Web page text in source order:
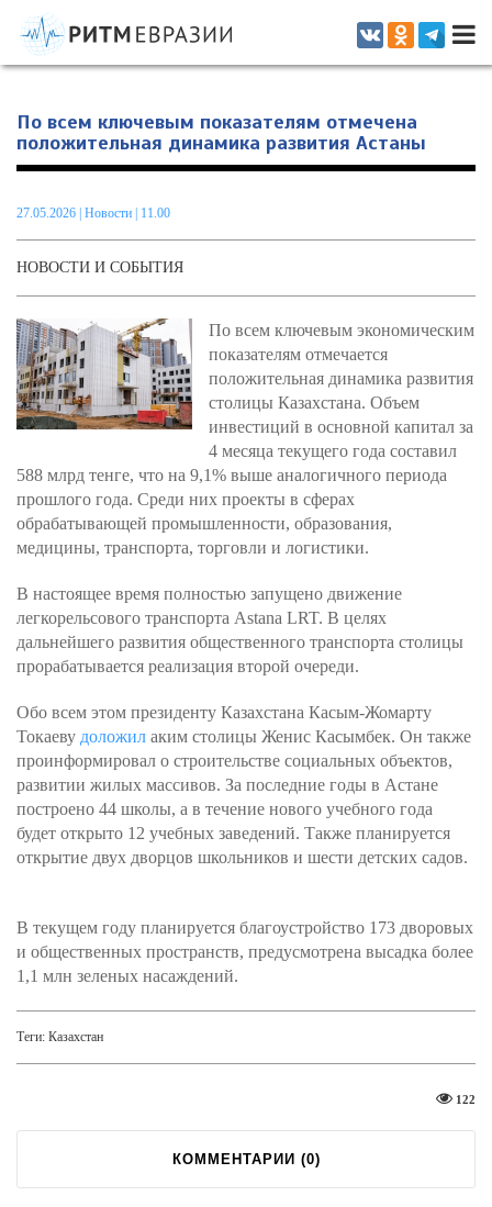
Информационно-аналитическое издание, посвященное актуальным
проблемам интеграции на постсоветском пространстве
По всем ключевым показателям отмечена
положительная динамика развития Астаны
27.05.2026 Новости | 11.00
НОВОСТИ И СОБЫТИЯ
По всем ключевым экономическим
показателям отмечается
положительная динамика развития
столицы Казахстана. Объем
инвестиций в основной капитал за
4 месяца текущего года составил
588 млрд тенге, что на 9,1% выше аналогичного периода
прошлого года. Среди них проекты в сферах
обрабатывающей промышленности, образования,
медицины, транспорта, торговли и логистики.
В настоящее время полностью запущено движение
легкорельсового транспорта Astana LRT. В целях
дальнейшего развития общественного транспорта столицы
прорабатывается реализация второй очереди.
Обо всем этом президенту Казахстана Касым-Жомарту
Токаеву доложил аким столицы Женис Касымбек. Он также
проинформировал о строительстве социальных объектов,
развитии жилых массивов. За последние годы в Астане
построено 44 школы, а в течение нового учебного года
будет открыто 12 учебных заведений. Также планируется
открытие двух дворцов школьников и шести детских садов.
В текущем году планируется благоустройство 173 дворовых
и общественных пространств, предусмотрена высадка более
1,1 млн зеленых насаждений.
Теги: Казахстан
122
КОММЕНТАРИИ (0)